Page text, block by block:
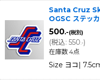
Santa Cruz
OGSC ステッ
500.-(税別)
(税込: 550.-)
在庫数 4点
Size ヨコ|